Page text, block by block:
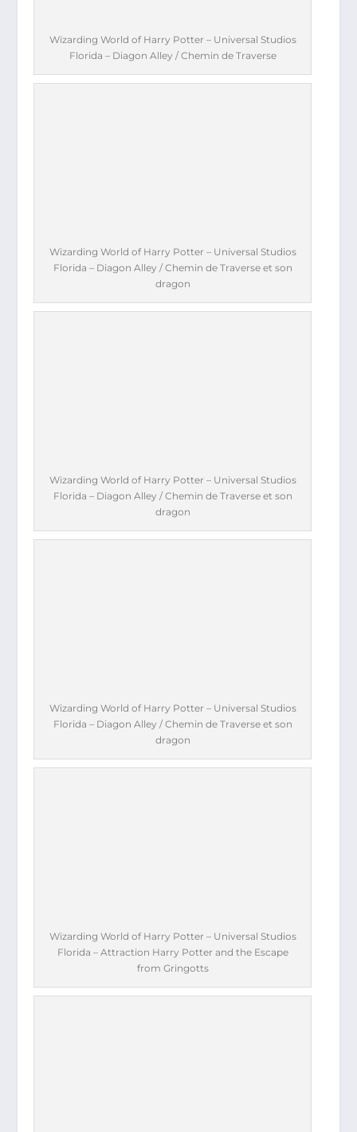
Wizarding World of Harry Potter – Universal Studios
Florida – Diagon Alley / Chemin de Traverse
Wizarding World of Harry Potter – Universal Studios
Florida – Diagon Alley / Chemin de Traverse et son
dragon
Wizarding World of Harry Potter – Universal Studios
Florida – Diagon Alley / Chemin de Traverse et son
dragon
Wizarding World of Harry Potter – Universal Studios
Florida – Diagon Alley / Chemin de Traverse et son
dragon
Wizarding World of Harry Potter – Universal Studios
Florida – Attraction Harry Potter and the Escape
from Gringotts